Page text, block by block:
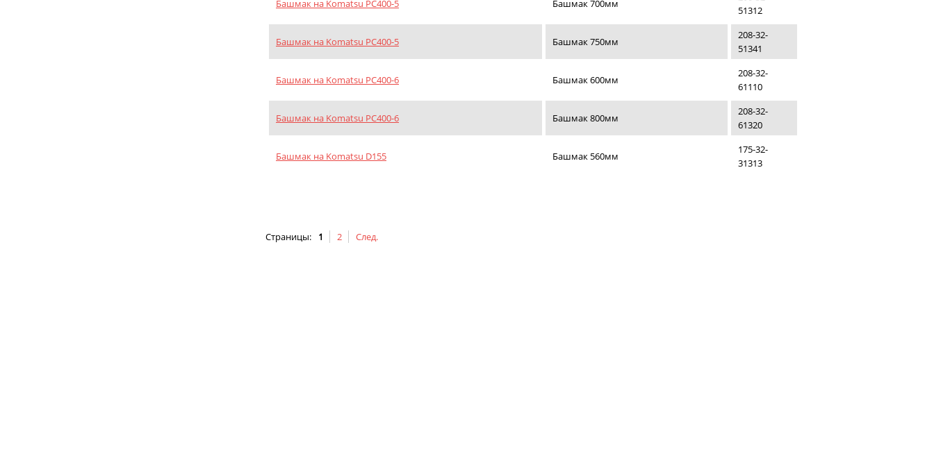
Башмак на Komatsu PC400-5 Башмак 700мм
51312
Башмак на Komatsu PC400-5 Башмак 750мм
208-32-
51341
Башмак на Komatsu PC400-6 Башмак 600мм
208-32-
61110
Башмак на Komatsu PC400-6 Башмак 800мм
208-32-
61320
Башмак на Komatsu D155 Башмак 560мм
175-32-
31313
Страницы: 1 2 След.